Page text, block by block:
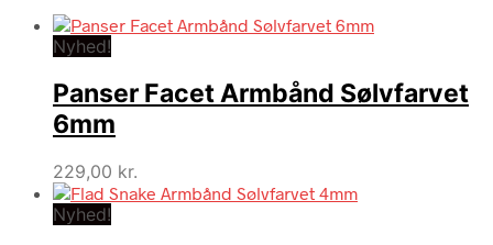
Nyhed!
Panser Facet Armbånd Sølvfarvet
6mm
229,00 kr.
Nyhed!